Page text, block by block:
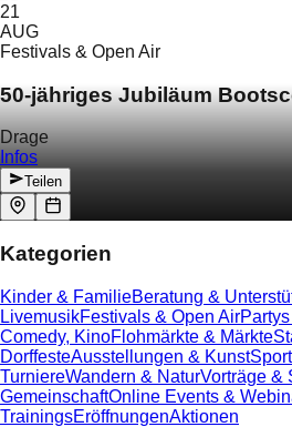
21
AUG
Festivals & Open Air
50-jähriges Jubiläum
Drage
Infos
Teilen
Kategorien
Kinder & FamilieBeratung &
LivemusikFestivals & Open Air
Comedy, KinoFlohmärkte & Märkte
DorffesteAusstellungen & Kunst
TurniereWandern & NaturVorträge &
GemeinschaftOnline Events &
TrainingsEröffnungenAktionen